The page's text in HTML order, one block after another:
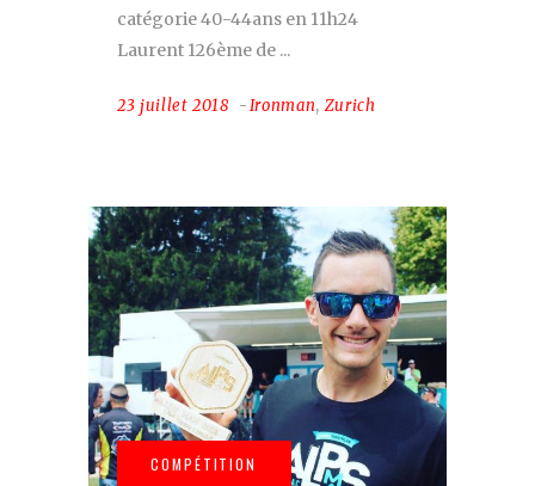
catégorie 40-44ans en 11h24
Laurent 126ème de
23 juillet 2018 Ironman, Zurich